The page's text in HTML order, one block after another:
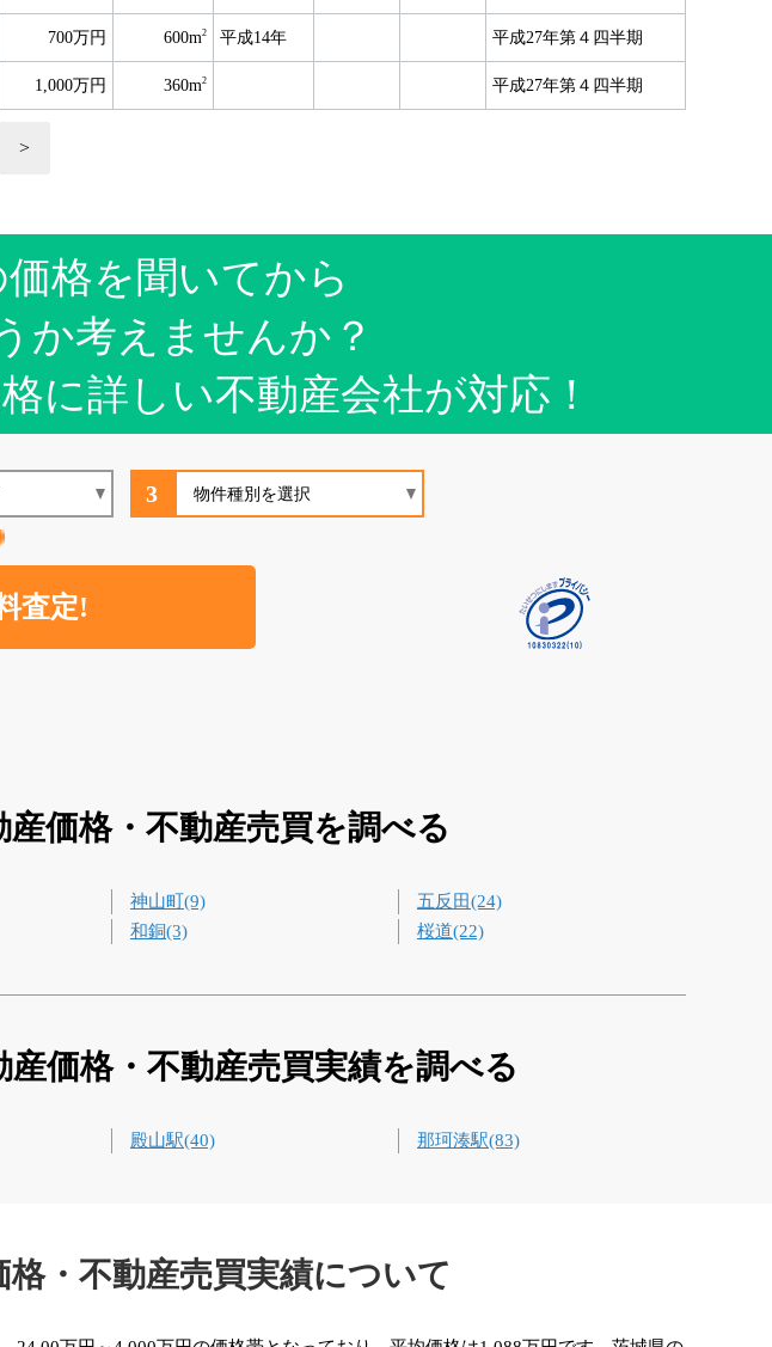
700万円 600m2 平成14年 平成27年第４四半期
1,000万円 360m2 平成27年第４四半期
>
価格を聞いてから
か考えませんか？
に詳しい不動産会社が対応！
3
価格・不動産売買を調べる
神山町(9)
五反田(24)
和銅(3) 桜道(22)
価格・不動産売買実績を調べる
殿山駅(40) 那珂湊駅(83)
・不動産売買実績について